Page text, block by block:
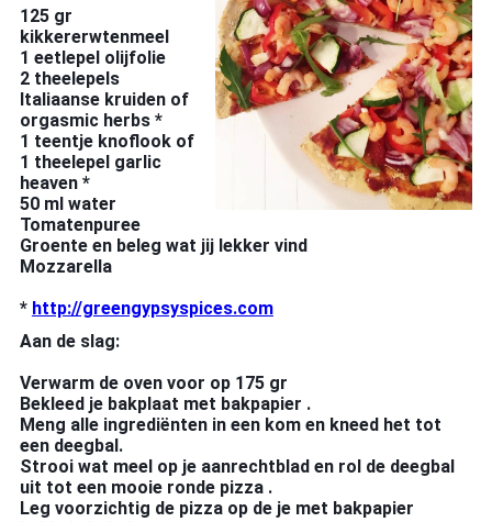
125 gr
kikkererwtenmeel
1 eetlepel olijfolie
2 theelepels
Italiaanse kruiden of
orgasmic herbs *
1 teentje knoflook of
1 theelepel garlic
heaven *
50 ml water
Tomatenpuree
Groente en beleg wat jij lekker vind
Mozzarella
* http://greengypsyspices.com
Aan de slag:
Verwarm de oven voor op 175 gr
Bekleed je bakplaat met bakpapier .
Meng alle ingrediënten in een kom en kneed het tot
een deegbal.
Strooi wat meel op je aanrechtblad en rol de deegbal
uit tot een mooie ronde pizza .
Leg voorzichtig de pizza op de je met bakpapier